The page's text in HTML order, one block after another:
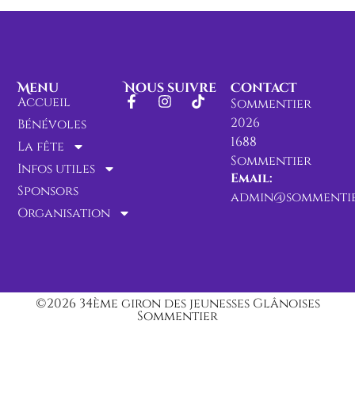
Contact
Sommentier
2026
1688
Sommentier
Email:
Nous suivre
Menu
Accueil
Bénévoles
La fête
Infos utiles
Sponsors
Organisation
©2026 34ème giron des jeunesses Glânoises
Sommentier